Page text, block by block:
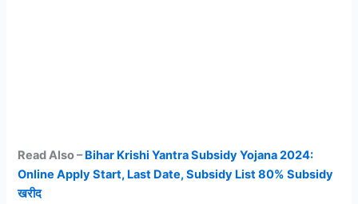
Read Also –Bihar Krishi Yantra Subsidy Yojana 2024:
Online Apply Start, Last Date, Subsidy List 80% Subsidy
खरीद